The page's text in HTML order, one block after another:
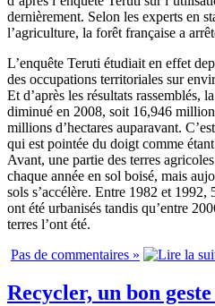
dernièrement. Selon les experts en
l’agriculture, la forêt française a
L’enquête Teruti étudiait en effet
des occupations territoriales sur
Et d’après les résultats rassemblés,
diminué en 2008, soit 16,946
millions d’hectares auparavant.
qui est pointée du doigt comme
Avant, une partie des terres
chaque année en sol boisé, mais
sols s’accélère. Entre 1982 et 1992,
ont été urbanisés tandis qu’entre
terres l’ont été.
Pas de commentaires »
Recycler, un bon